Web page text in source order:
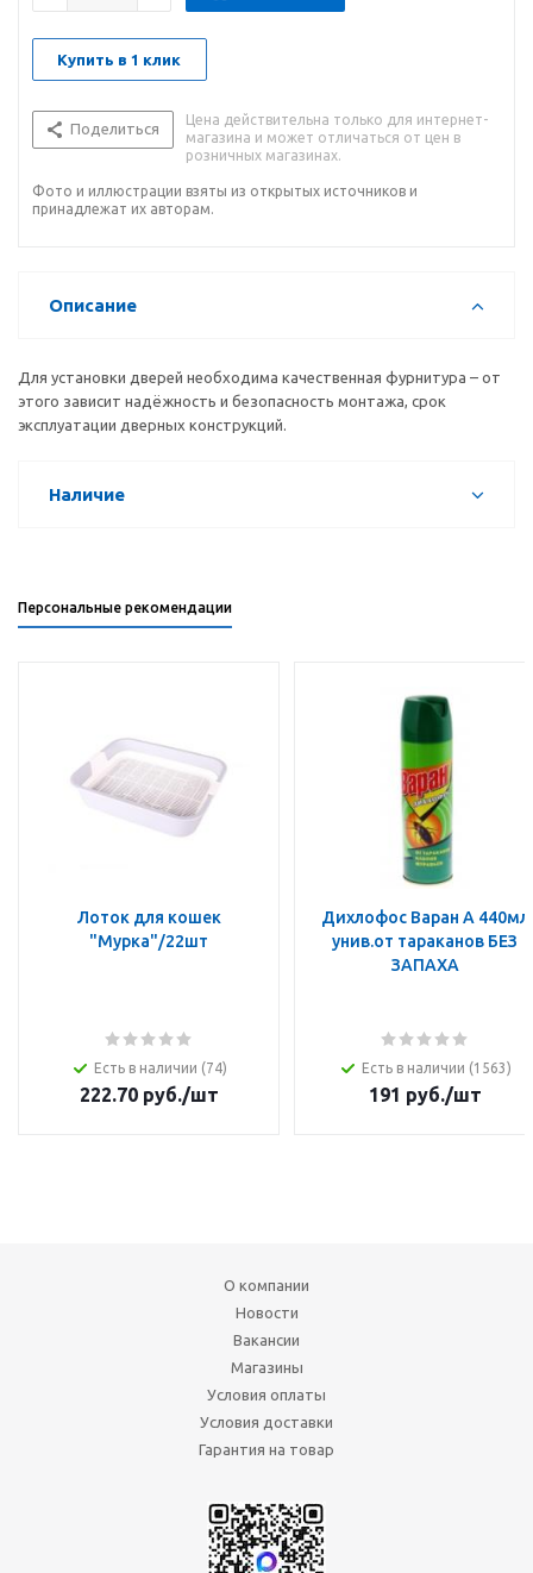
Купить в 1 клик
Поделиться
Цена действительна только для интернет-
магазина и может отличаться от цен в
розничных магазинах.
Фото и иллюстрации взяты из открытых источников и
принадлежат их авторам.
Описание
Для установки дверей необходима качественная фурнитура – от
этого зависит надёжность и безопасность монтажа, срок
эксплуатации дверных конструкций.
Наличие
Персональные рекомендации
Лоток для кошек
"Мурка"/22шт
Есть в наличии (74)
222.70руб./шт
Дихлофос Варан А 440мл
унив.от тараканов БЕЗ
ЗАПАХА
Есть в наличии (1563)
191 руб./шт
О компании
Новости
Вакансии
Магазины
Условия оплаты
Условия доставки
Гарантия на товар